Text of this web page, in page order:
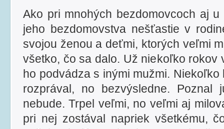
Ako pri mnohých bezdomovcoch aj
jeho bezdomovstva nešťastie v
svojou ženou a deťmi, ktorých veľmi
všetko, čo sa dalo. Už niekoľko rokov
ho podvádza s inými mužmi.
rozprával, no bezvýsledne.
nebude. Trpel veľmi, no veľmi aj
pri nej zostával napriek všetkému,